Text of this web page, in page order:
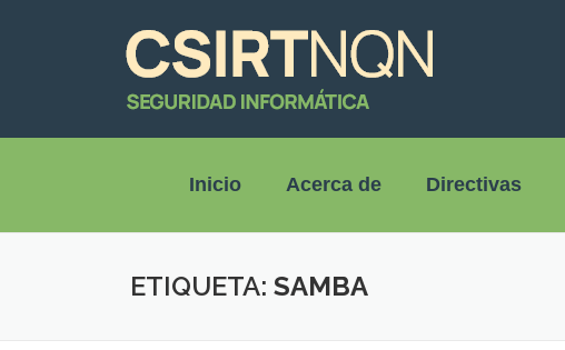
Inicio Acerca de Directivas
ETIQUETA: SAMBA